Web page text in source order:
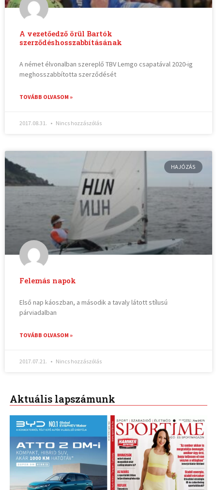
A vezetőedző örül Bartók
szerződéshosszabbításának
A német élvonalban szereplő TBV Lemgo csapatával 2020-ig
meghosszabbította szerződését
TOVÁBB OLVASOM »
2017.08.31. Nincs hozzászólás
HAJÓZÁS
Felemás napok
Első nap káoszban, a második a tavaly látott stílusú
párviadalban
TOVÁBB OLVASOM »
2017.07.21. Nincs hozzászólás
Aktuális lapszámunk